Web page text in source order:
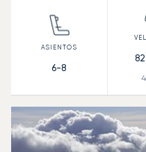
6-8